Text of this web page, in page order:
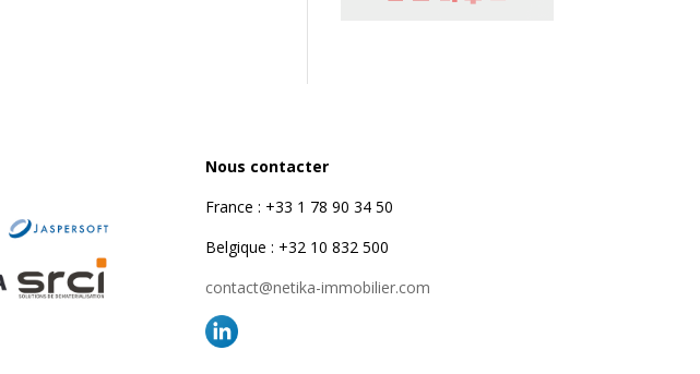
Nous contacter
France : +33 1 78 90 34 50
Belgique : +32 10 832 500
contact@netika-immobilier.com